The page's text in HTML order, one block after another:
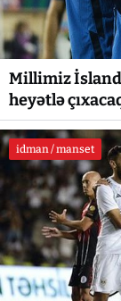
Millimiz
heyətlə
idman / manset